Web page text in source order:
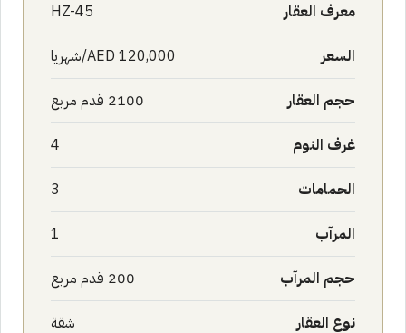
معرف العقار HZ-45
السعر AED 120,000/شهريا
حجم العقار 2100 قدم مربع
غرف النوم 4
الحمامات 3
المرآب 1
حجم المرآب 200 قدم مربع
نوع العقار شقة